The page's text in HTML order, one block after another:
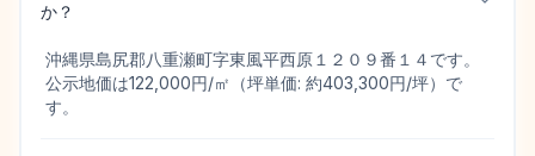
か？
沖縄県島尻郡八重瀬町字東風平西原１２０９番１４です。
公示地価は122,000円/㎡（坪単価: 約403,300円/坪）で
す。